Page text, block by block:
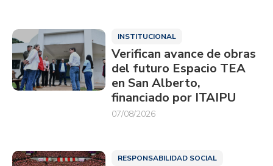
INSTITUCIONAL
Verifican avance de obras
del futuro Espacio TEA
en San Alberto,
financiado por ITAIPU
07/08/2026
RESPONSABILIDAD SOCIAL